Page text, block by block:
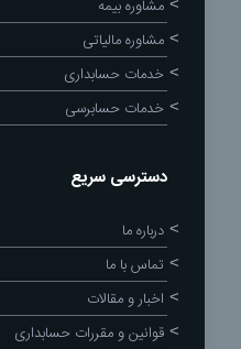
مشاوره بیمه
مشاوره مالیاتی
خدمات حسابداری
خدمات حسابرسی
دسترسی سریع
درباره ما
تماس با ما
اخبار و مقالات
قوانین و مقررات حسابداری